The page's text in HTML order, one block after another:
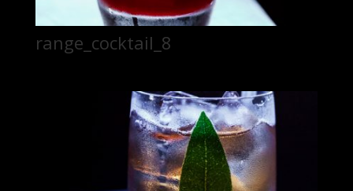
range_cocktail_8